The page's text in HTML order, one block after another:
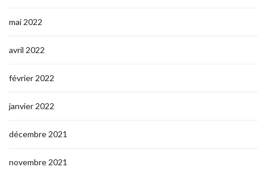
mai 2022
avril 2022
février 2022
janvier 2022
décembre 2021
novembre 2021